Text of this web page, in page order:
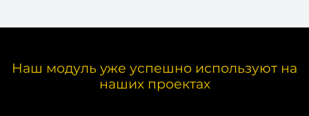
Наш модуль уже успешно используют на
наших проектах